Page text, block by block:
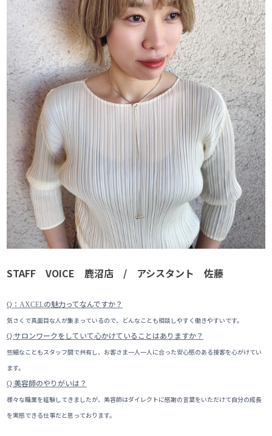
STAFF VOICE 鹿沼店 / アシスタント 佐藤
Q ： AXCELの魅力ってなんですか？
気さくで真面目な人が集まっているので、どんなことも相談しやすく働きやすいです。
Q:サロンワークをしていて心かけていることはありますか？
些細なこともスタッフ間で共有し、お客さま一人一人に合った安心感のある接客を心がけてい
ます。
Q:美容師のやりがいは？
様々な職業を経験してきましたが、美容師はダイレクトに感謝の言葉をいただけて自分の成長
を実感できる仕事だと思っております。